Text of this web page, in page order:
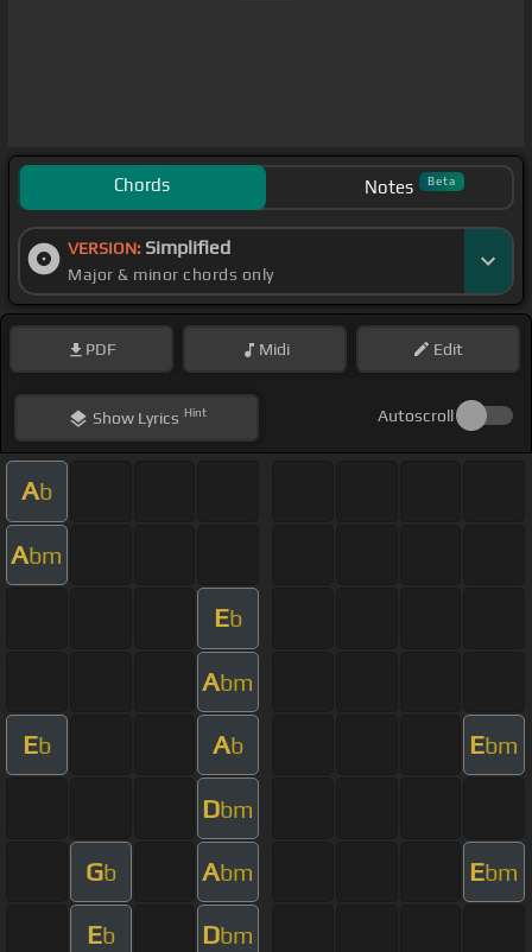
Chords Notes Beta
VERSION: Simplified
Major & minor chords only
PDF Midi Edit
ShowLyrics Hint Autoscroll
Ab
Abm
Eb
Abm
Eb Ab Ebm
Dbm
Gb Abm Ebm
Eb Dbm